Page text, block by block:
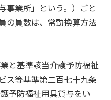
事業所」という。）ごと
の員数は、常勤換算方法
と基準該当介護予防福祉
ス等基準第二百七十九条
予防福祉用具貸与をい